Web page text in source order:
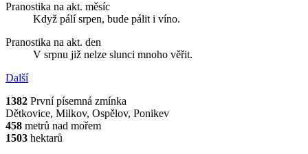
Pranostika na akt. měsíc
Když pálí srpen, bude pálit i víno.
Pranostika na akt. den
V srpnu již nelze slunci mnoho věřit.
Další
1382 První písemná zmínka
Dětkovice, Milkov, Ospělov, Ponikev
458 metrů nad mořem
1503 hektarů